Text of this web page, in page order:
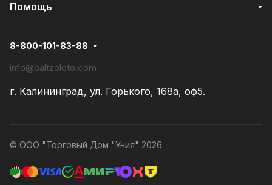
Помощь
8-800-101-83-88
info@baltzoloto.com
г. Калининград, ул. Горького, 168а, оф5.
© ООО "Торговый Дом "Уния" 2026